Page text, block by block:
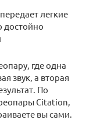
легкие
достойно
где одна
звук, а вторая
По
Citation,
вы сами.